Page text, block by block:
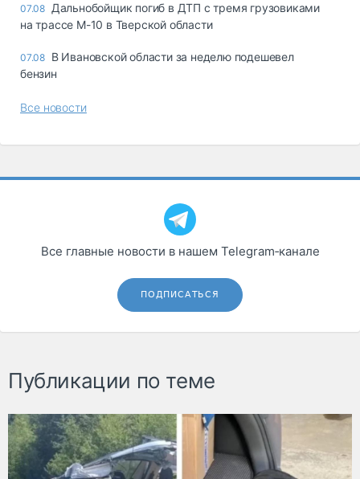
07.08 Дальнобойщик погиб в ДТП с тремя грузовиками
на трассе М-10 в Тверской области
07.08 В Ивановской области за неделю подешевел
бензин
Все новости
Все главные новости в нашем Telegram‑канале
ПОДПИСАТЬСЯ
Публикации по теме